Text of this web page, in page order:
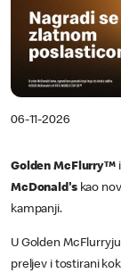
06-11-2026
Golden McFlurry™i
McDonald'skao
kampanji.
U Golden
preljev i tostirani